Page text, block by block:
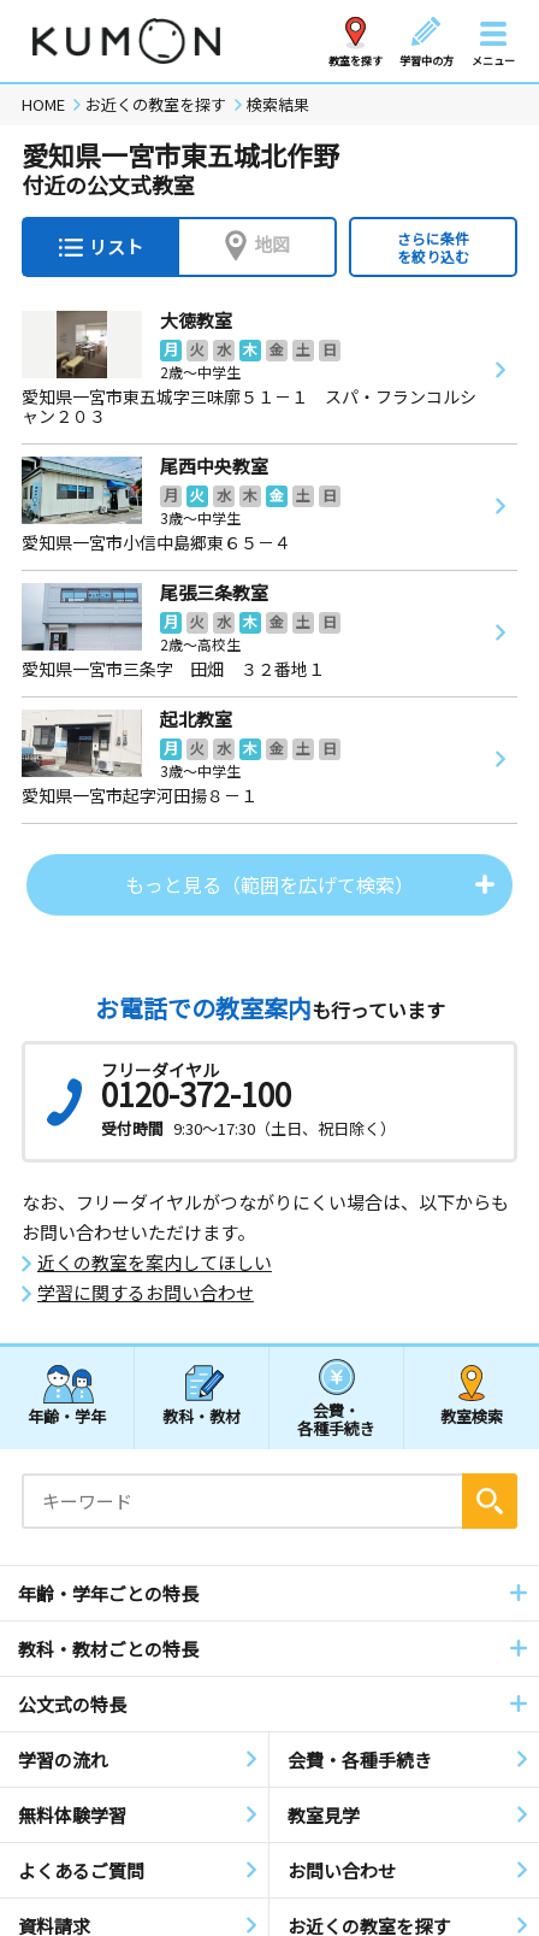
教室を探す 学習中の方 メニュー
HOME お近くの教室を探す 検索結果
愛知県一宮市東五城北作野
付近の公文式教室
リスト 地図
さらに条件
を絞り込む
大徳教室
月 火 水 木 金 土
日
2歳～中学生
愛知県一宮市東五城字三味廓５１－１ スパ・フランコルシ
ャン２０３
尾西中央教室
月 火 水 木 金 土
日
3歳～中学生
愛知県一宮市小信中島郷東６５－４
尾張三条教室
月 火 水 木 金 土
日
2歳～高校生
愛知県一宮市三条字 田畑 ３２番地１
起北教室
月 火 水 木 金 土
日
3歳～中学生
愛知県一宮市起字河田揚８－１
もっと見る（範囲を広げて検索）
お電話での教室案内も行っています
フリーダイヤル
0120-372-100
受付時間 9:30～17:30（土日、祝日除く）
なお、フリーダイヤルがつながりにくい場合は、以下からも
お問い合わせいただけます。
近くの教室を案内してほしい
学習に関するお問い合わせ
年齢・学年 教科・教材 会費・
各種手続き
教室検索
年齢・学年ごとの特長
教科・教材ごとの特長
公文式の特長
学習の流れ 会費・各種手続き
無料体験学習 教室見学
よくあるご質問 お問い合わせ
資料請求 お近くの教室を探す